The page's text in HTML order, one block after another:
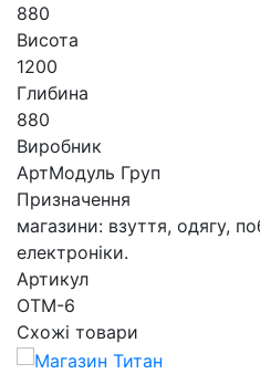
880
Висота
1200
Глибина
880
Виробник
АртМодуль Груп
Призначення
магазини: взуття, одягу,
електроніки.
Артикул
ОТМ-6
Схожі товари